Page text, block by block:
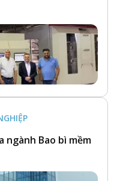
ngành Bao bì mềm